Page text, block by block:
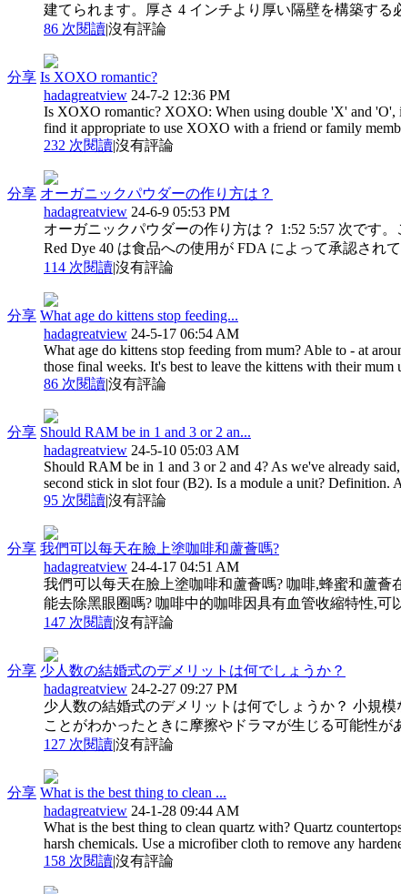
建てられます。厚さ 4 インチより厚い隔壁を構築す
86 次閱讀|沒有評論
分享 Is XOXO romantic?
hadagreatview 24-7-2 12:36 PM
Is XOXO romantic? XOXO: When using double 'X' and 'O',
find it appropriate to use XOXO with a friend or family
232 次閱讀|沒有評論
分享 オーガニックパウダーの作り方は？
hadagreatview 24-6-9 05:53 PM
オーガニックパウダーの作り方は？ 1:52 5:57 次です
Red Dye 40 は食品への使用が FDA によって承認さ
114 次閱讀|沒有評論
分享 What age do kittens stop feeding...
hadagreatview 24-5-17 06:54 AM
What age do kittens stop feeding from mum? Able to - at
those final weeks. It's best to leave the kittens with their mum
86 次閱讀|沒有評論
分享 Should RAM be in 1 and 3 or 2 an...
hadagreatview 24-5-10 05:03 AM
Should RAM be in 1 and 3 or 2 and 4? As we've already
second stick in slot four (B2). Is a module a unit? Definition.
95 次閱讀|沒有評論
分享 我們可以每天在臉上塗咖啡和蘆薈嗎?
hadagreatview 24-4-17 04:51 AM
我們可以每天在臉上塗咖啡和蘆薈嗎? 咖啡,蜂蜜和蘆
能去除黑眼圈嗎? 咖啡中的咖啡因具有血管收縮特性,
147 次閱讀|沒有評論
分享 少人数の結婚式のデメリットは何でしょうか？
hadagreatview 24-2-27 09:27 PM
少人数の結婚式のデメリットは何でしょうか？ 小規
ことがわかったときに摩擦やドラマが生じる可能性
127 次閱讀|沒有評論
分享 What is the best thing to clean ...
hadagreatview 24-1-28 09:44 AM
What is the best thing to clean quartz with? Quartz
harsh chemicals. Use a microfiber cloth to remove any
158 次閱讀|沒有評論